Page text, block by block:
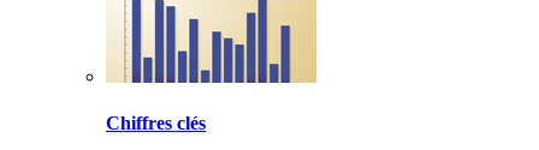
Chiffres clés